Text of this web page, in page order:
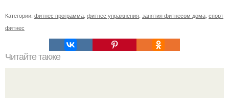
Категории: фитнес программа фитнес упражнения занятия фитнесом дома спорт
фитнес
Читайте также